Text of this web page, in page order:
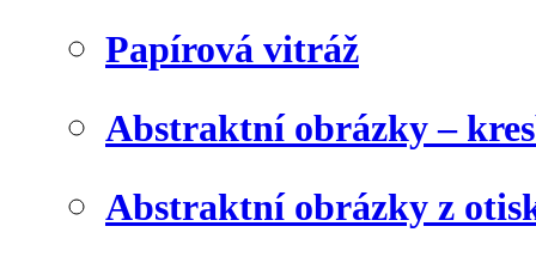
Papírová vitráž
Abstraktní obrázky –
Abstraktní obrázky z